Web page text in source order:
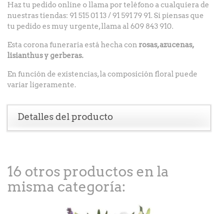
Haz tu pedido online o llama por teléfono a cualquiera de
nuestras tiendas: 91 515 01 13 / 91 591 79 91. Si piensas que
tu pedido es muy urgente, llama al 609 843 910.
Esta corona funeraria está hecha conrosas, azucenas,
lisianthus y gerberas.
En función de existencias, la composición floral puede
variar ligeramente.
Detalles del producto
16 otros productos en la
misma categoría: